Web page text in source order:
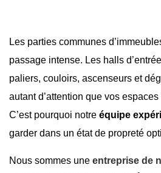
Les parties communes
passage intense. Les halls
paliers, couloirs, ascenseurs et
autant d’attention que vos
C’est pourquoi notre équipe
garder dans un état de propreté
Nous sommes une entreprise de